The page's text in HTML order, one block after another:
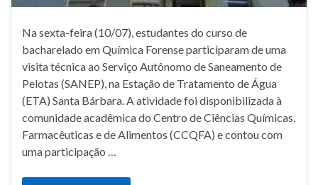
Na sexta-feira (10/07), estudantes do curso de
bacharelado em Química Forense participaram de uma
visita técnica ao Serviço Autônomo de Saneamento de
Pelotas (SANEP), na Estação de Tratamento de Água
(ETA) Santa Bárbara. A atividade foi disponibilizada à
comunidade acadêmica do Centro de Ciências Químicas,
Farmacêuticas e de Alimentos (CCQFA) e contou com
uma participação …